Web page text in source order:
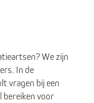
We zijn
In de
vragen bij een
bereiken voor